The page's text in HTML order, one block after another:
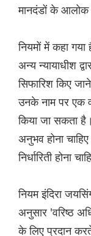
मानदंडों के आलोक
नियमों में कहा गया
अन्य न्यायाधीश
सिफारिश किए
उनके नाम पर एक
किया जा सकता
अनुभव होना
निर्धारिती होना
नियम इंदिरा
अनुसार 'वरिष्ठ
के लिए प्रदान